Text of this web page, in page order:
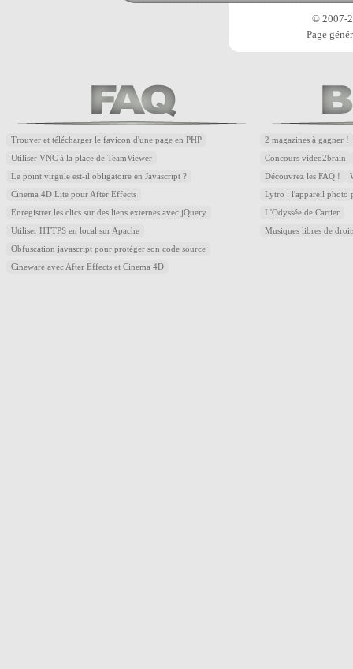
© 2007-
Page
Trouver et télécharger le favicon d'une page en PHP
Utiliser VNC à la place de TeamViewer
Le point virgule est-il obligatoire en Javascript ?
Cinema 4D Lite pour After Effects
Enregistrer les clics sur des liens externes avec jQuery
Utiliser HTTPS en local sur Apache
Obfuscation javascript pour protéger son code source
Cineware avec After Effects et Cinema 4D
2 magazines à gagner !
Concours video2brain
Découvrez les FAQ !
Lytro : l'appareil photo
L'Odyssée de Cartier
Musiques libres de